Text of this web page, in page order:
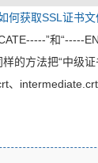
何获取SSL证书
”和“-----
的方法把“中级
、